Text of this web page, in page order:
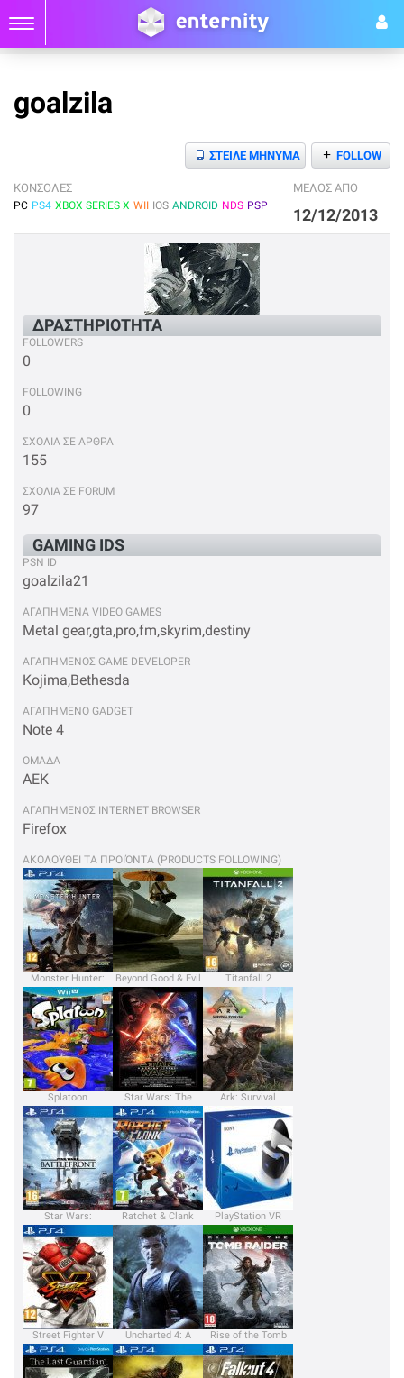
goalzila
+ FOLLOW
ΣΤΕΙΛΕ ΜΗΝΥΜΑ
ΚΟΝΣΟΛΕΣ
PC PS4 XBOX SERIES X WII IOS ANDROID NDS PSP
ΜΕΛΟΣ ΑΠΟ
12/12/2013
ΔΡΑΣΤΗΡΙΟΤΗΤΑ
FOLLOWERS
0
FOLLOWING
0
ΣΧΟΛΙΑ ΣΕ ΑΡΘΡΑ
155
ΣΧΟΛΙΑ ΣΕ FORUM
97
GAMING IDS
PSN ID
goalzila21
ΑΓΑΠΗΜΕΝΑ VIDEO GAMES
Metal gear,gta,pro,fm,skyrim,destiny
ΑΓΑΠΗΜΕΝΟΣ GAME DEVELOPER
Kojima,Bethesda
ΑΓΑΠΗΜΕΝΟ GADGET
Note 4
OΜΑΔΑ
ΑΕΚ
ΑΓΑΠΗΜΕΝΟΣ INTERNET BROWSER
Firefox
ΑΚΟΛΟΥΘΕΙ ΤΑ ΠΡΟΙΌΝΤΑ (PRODUCTS FOLLOWING)
Monster Hunter:
World
Beyond Good & Evil
2
Titanfall 2
Splatoon
Star Wars: The
Force Awakens
Ark: Survival
Evolved
Star Wars:
Battlefront
Ratchet & Clank PlayStation VR
Street Fighter V
Uncharted 4: A
Thief's End
Rise of the Tomb
Raider